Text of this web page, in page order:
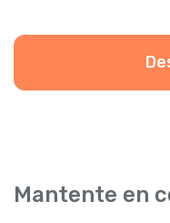
Mantente en